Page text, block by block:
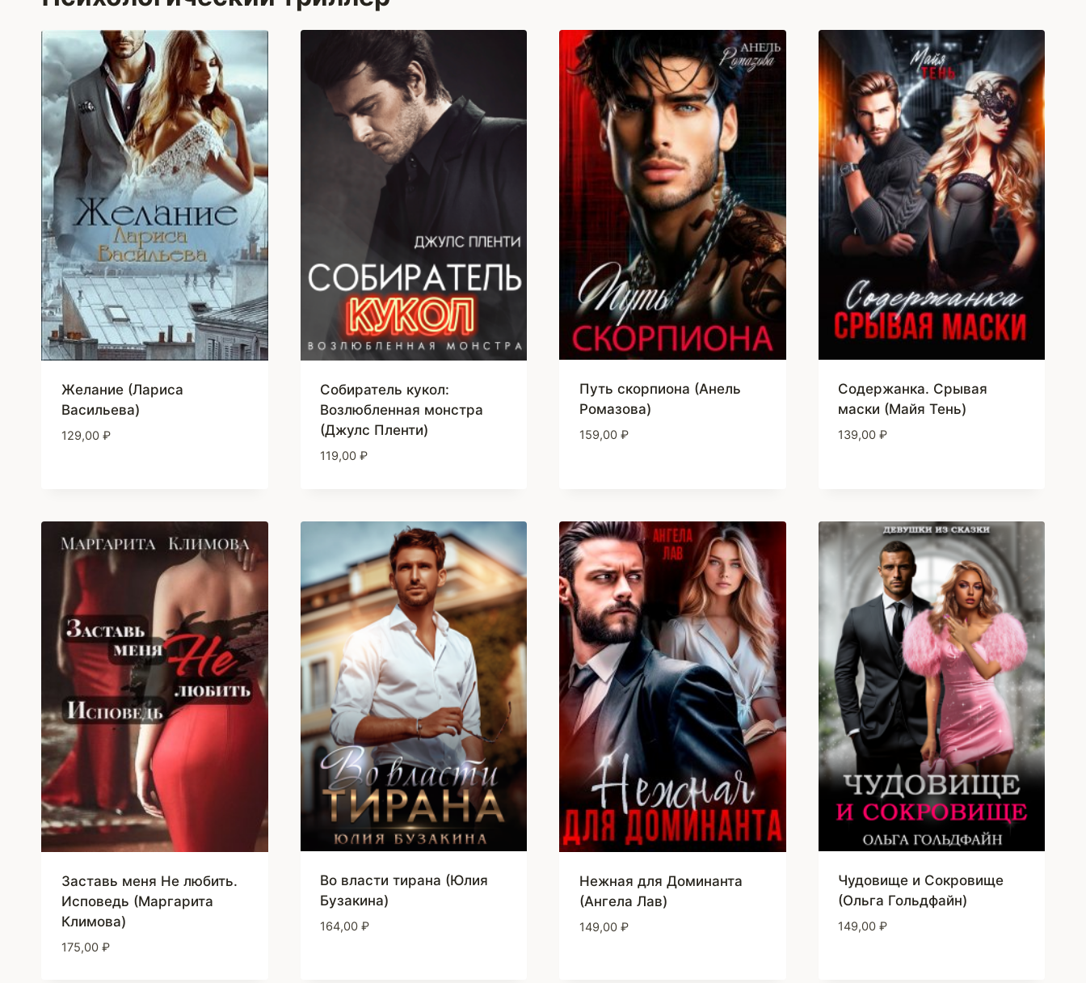
Желание (Лариса
Васильева)
129,00 ₽
Собиратель кукол:
Возлюбленная монстра
(Джулс Пленти)
119,00 ₽
Путь скорпиона (Анель
Ромазова)
159,00 ₽
Содержанка. Срывая
маски (Майя Тень)
139,00 ₽
Заставь меня Не любить.
Исповедь (Маргарита
Климова)
175,00 ₽
Во власти тирана (Юлия
Бузакина)
164,00 ₽
Нежная для Доминанта
(Ангела Лав)
149,00 ₽
Чудовище и Сокровище
(Ольга Гольдфайн)
149,00 ₽